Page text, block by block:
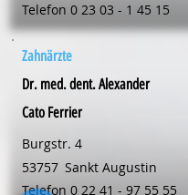
Telefon 0 23 03 - 1 45 15
Zahnärzte
Dr. med. dent. Alexander
Cato Ferrier
Burgstr. 4
53757 Sankt Augustin
Telefon 0 22 41 - 97 55 55